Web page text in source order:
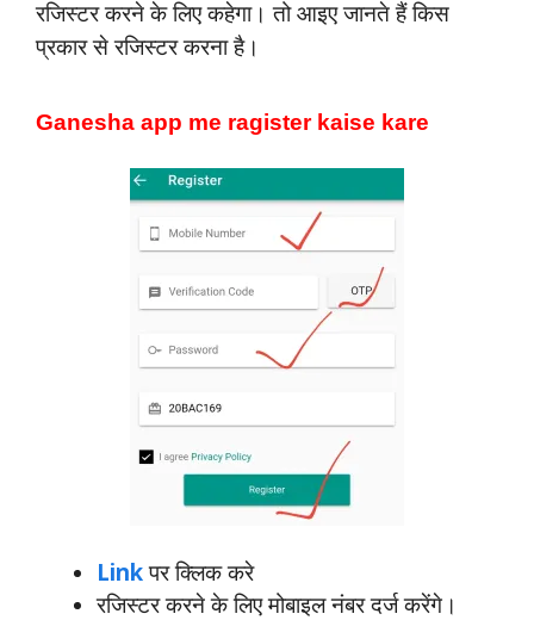
रजिस्टर करने के लिए कहेगा। तो आइए जानते हैं किस
प्रकार से रजिस्टर करना है।
Ganesha app me ragister kaise kare
Linkपर क्लिक करे
रजिस्टर करने के लिए मोबाइल नंबर दर्ज करेंगे।